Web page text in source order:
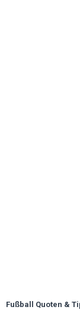
Fußball Quoten &